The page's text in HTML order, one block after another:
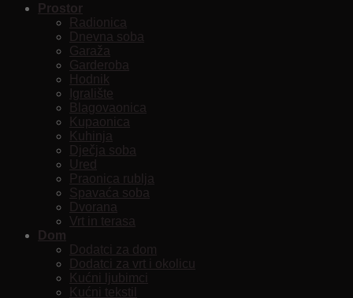
Prostor
Radionica
Dnevna soba
Garaža
Garderoba
Hodnik
Igralište
Blagovaonica
Kupaonica
Kuhinja
Dječja soba
Ured
Praonica rublja
Spavaća soba
Dvorana
Vrt in terasa
Dom
Dodatci za dom
Dodatci za vrt i okolicu
Kućni ljubimci
Kućni tekstil